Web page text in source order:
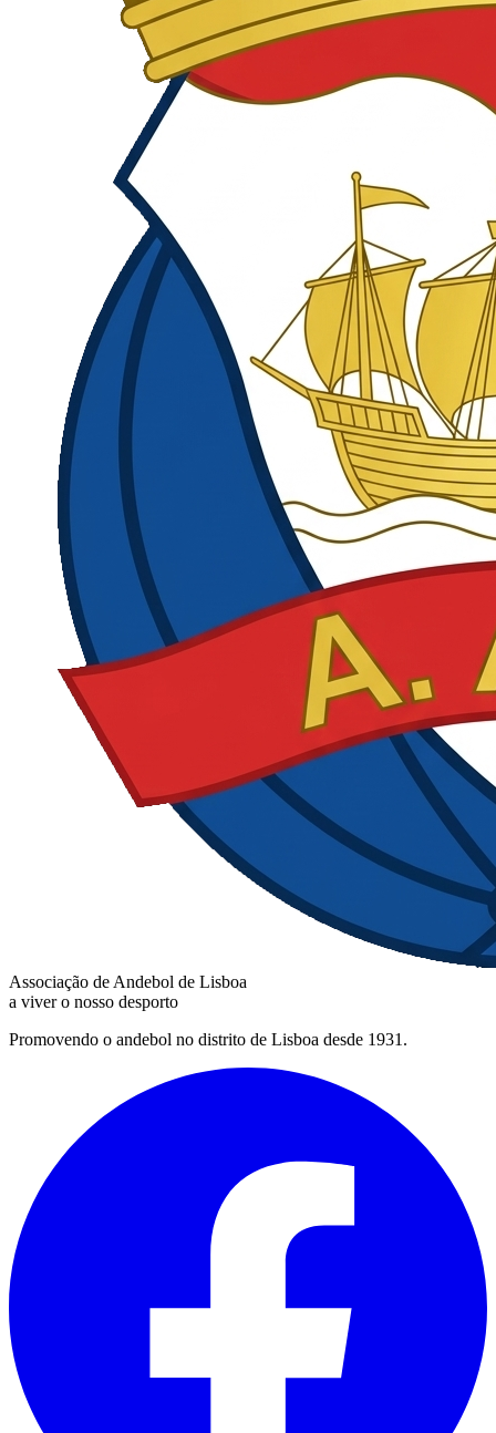
Associação de Andebol de Lisboa
a viver o nosso desporto
Promovendo o andebol no distrito de Lisboa desde 1931.